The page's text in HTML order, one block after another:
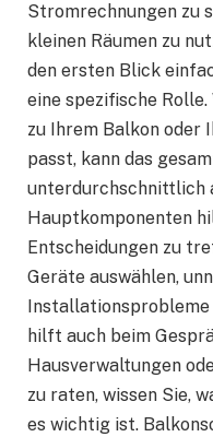
Stromrechnungen zu
kleinen Räumen zu
den ersten Blick
eine spezifische
zu Ihrem Balkon oder
passt, kann das
unterdurchschnittlich
Hauptkomponenten
Entscheidungen zu
Geräte auswählen,
Installationsprobleme
hilft auch beim
Hausverwaltungen
zu raten, wissen Sie,
es wichtig ist.